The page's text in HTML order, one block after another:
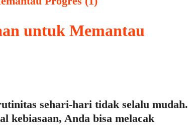
untuk Memantau
sehari-hari tidak selalu mudah.
kebiasaan, Anda bisa melacak